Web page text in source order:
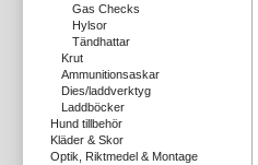
Gas Checks
Hylsor
Tändhattar
Krut
Ammunitionsaskar
Dies/laddverktyg
Laddböcker
Hund tillbehör
Kläder & Skor
Optik, Riktmedel & Montage